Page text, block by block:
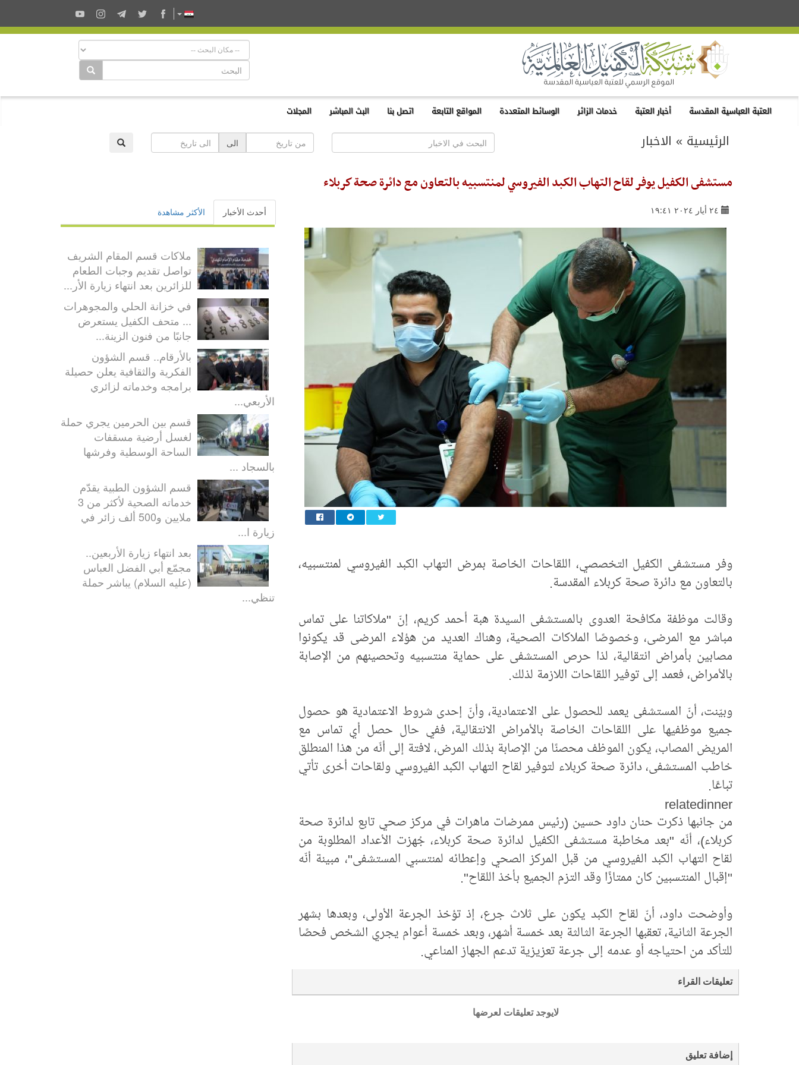
العتبة العباسية المقدسة أخبار العتبة خدمات الزائر الوسائط المتعددة المواقع التابعة اتصل بنا البث المباشر المجلات
الرئيسية » الاخبار الى
مستشفى الكفيل يوفر لقاح التهاب الكبد الفيروسي لمنتسبيه بالتعاون مع دائرة صحة كربلاء
٢٤ أيار ٢٠٢٤ ١٩:٤١
وفر مستشفى الكفيل التخصصي، اللقاحات الخاصة بمرض التهاب الكبد الفيروسي لمنتسبيه،
بالتعاون مع دائرة صحة كربلاء المقدسة.
وقالت موظفة مكافحة العدوى بالمستشفى السيدة هبة أحمد كريم، إنّ "ملاكاتنا على تماس
مباشر مع المرضى، وخصوصًا الملاكات الصحية، وهناك العديد من هؤلاء المرضى قد يكونوا
مصابين بأمراض انتقالية، لذا حرص المستشفى على حماية منتسبيه وتحصينهم من الإصابة
بالأمراض، فعمد إلى توفير اللقاحات اللازمة لذلك.
وبيّنت، أنّ المستشفى يعمد للحصول على الاعتمادية، وأنّ إحدى شروط الاعتمادية هو حصول
جميع موظفيها على اللقاحات الخاصة بالأمراض الانتقالية، ففي حال حصل أي تماس مع
المريض المصاب، يكون الموظف محصنًا من الإصابة بذلك المرض، لافتة إلى أنّه من هذا المنطلق
خاطب المستشفى، دائرة صحة كربلاء لتوفير لقاح التهاب الكبد الفيروسي ولقاحات أخرى تأتي
تباعًا.
relatedinner
من جانبها ذكرت حنان داود حسين (رئيس ممرضات ماهرات في مركز صحي تابع لدائرة صحة
كربلاء)، أنّه "بعد مخاطبة مستشفى الكفيل لدائرة صحة كربلاء، جُهزت الأعداد المطلوبة من
لقاح التهاب الكبد الفيروسي من قبل المركز الصحي وإعطائه لمنتسبي المستشفى"، مبينة أنّه
"إقبال المنتسبين كان ممتازًا وقد التزم الجميع بأخذ اللقاح".
وأوضحت داود، أنّ لقاح الكبد يكون على ثلاث جرع، إذ تؤخذ الجرعة الأولى، وبعدها بشهر
الجرعة الثانية، تعقبها الجرعة الثالثة بعد خمسة أشهر، وبعد خمسة أعوام يجري الشخص فحصًا
للتأكد من احتياجه أو عدمه إلى جرعة تعزيزية تدعم الجهاز المناعي.
تعليقات القراء
لايوجد تعليقات لعرضها
إضافة تعليق
أحدث الأخبار الأكثر مشاهدة
ملاكات قسم المقام الشريف
تواصل تقديم وجبات الطعام
للزائرين بعد انتهاء زيارة الأر...
في خزانة الحلي والمجوهرات
... متحف الكفيل يستعرض
جانبًا من فنون الزينة...
بالأرقام.. قسم الشؤون
الفكرية والثقافية يعلن حصيلة
برامجه وخدماته لزائري
الأربعي...
قسم بين الحرمين يجري حملة
لغسل أرضية مسقفات
الساحة الوسطية وفرشها
بالسجاد ...
قسم الشؤون الطبية يقدّم
خدماته الصحية لأكثر من 3
ملايين و500 ألف زائر في
زيارة ا...
بعد انتهاء زيارة الأربعين..
مجمّع أبي الفضل العباس
(عليه السلام) يباشر حملة
تنظي...